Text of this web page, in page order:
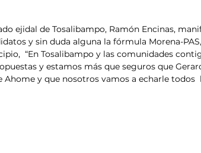
ejidal de Tosalibampo, Ramón Encinas,
y sin duda alguna la fórmula Morena-
“En Tosalibampo y las comunidades
y estamos más que seguros que
y que nosotros vamos a echarle todos